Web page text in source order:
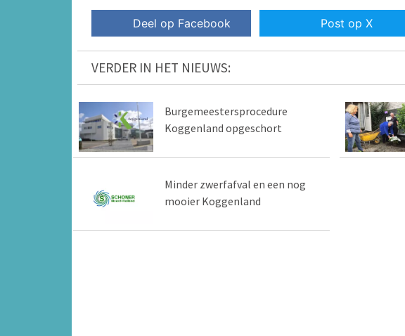
Deel op Facebook Post op X
VERDER IN HET NIEUWS:
Burgemeestersprocedure
Koggenland opgeschort
Minder zwerfafval en een nog
mooier Koggenland